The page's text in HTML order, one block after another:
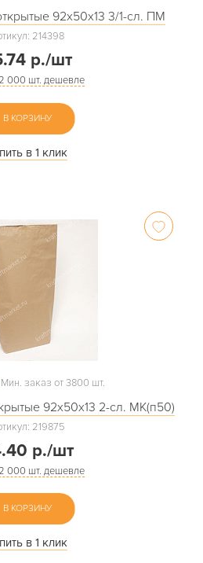
92х50х13 3/1-сл. ПМ
214398
р./шт
000 шт. дешевле
В КОРЗИНУ
в 1 клик
Мин. заказ от 3800 шт.
92х50х13 2-сл. МК(п50)
219875
р./шт
000 шт. дешевле
В КОРЗИНУ
в 1 клик